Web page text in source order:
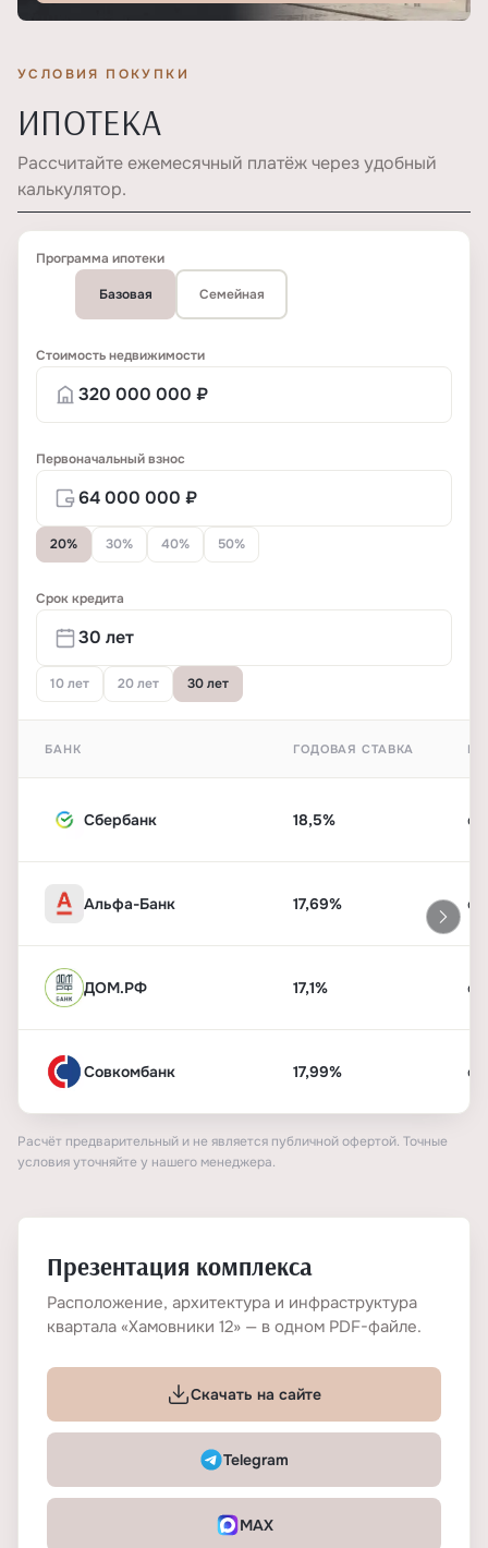
УСЛОВИЯ ПОКУПКИ
ИПОТЕКА
Рассчитайте ежемесячный платёж через удобный
калькулятор.
Программа ипотеки
Базовая Семейная
Стоимость недвижимости
Первоначальный взнос
20% 30% 40% 50%
Срок кредита
10 лет 20 лет 30 лет
БАНК ГОДОВАЯ СТАВКА
Сбербанк 18,5%
Альфа-Банк 17,69%
ДОМ.РФ 17,1%
Совкомбанк 17,99%
Расчёт предварительный и не является публичной офертой. Точные
условия уточняйте у нашего менеджера.
Презентация комплекса
Расположение, архитектура и инфраструктура
квартала «Хамовники 12» — в одном PDF-файле.
Скачать на сайте
Telegram
MAX